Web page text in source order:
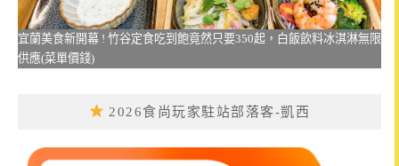
宜蘭美食新開幕 ! 竹谷定食吃到飽竟然只要350起，白飯飲料冰淇淋無限
供應(菜單價錢)
2026食尚玩家駐站部落客-凱西